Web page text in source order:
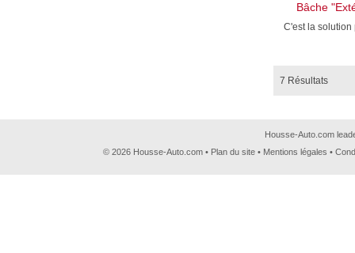
Bâche
C'est la solution
7 Résultats
Housse-Auto.com
© 2026 Housse-Auto.com • Plan du site • Mentions légales •